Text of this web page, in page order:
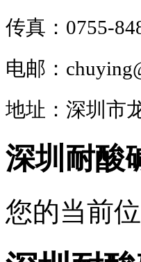
传真：0755-
电邮：
地址：深圳市
深圳耐酸
您的当前